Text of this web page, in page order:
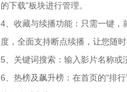
的下载”板块进行管理。
4、收藏与续播功能：只需一键，
度，全面支持断点续播，让您随
5、关键词搜索：输入影片名称或
6、热榜及飙升榜：在首页的“排